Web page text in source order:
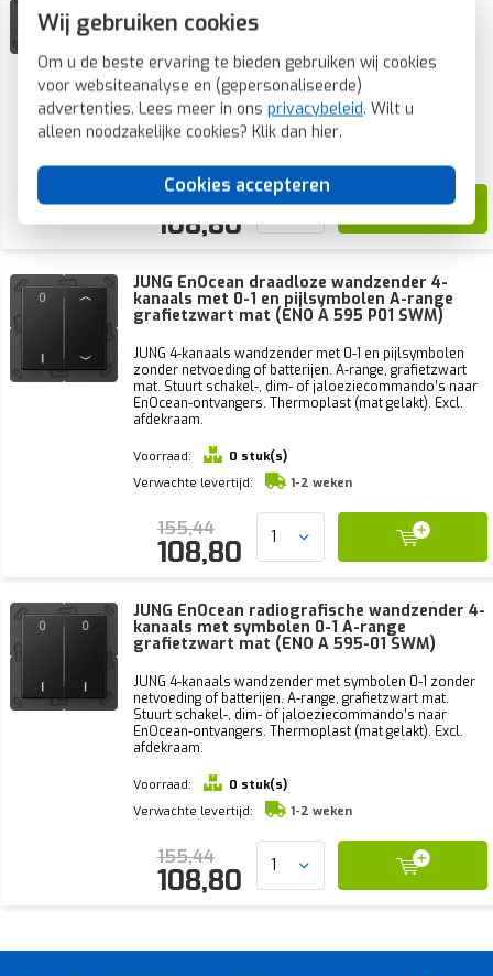
Wij gebruiken cookies
Om u de beste ervaring te bieden gebruiken wij cookies
voor websiteanalyse en (gepersonaliseerde)
advertenties. Lees meer in ons privacybeleid. Wilt u
alleen noodzakelijke cookies? Klik dan hier.
Cookies accepteren
JUNG 4-kanaals wandzender met pijlsymbolen zonder
Stuurt schakel-, dim- of jaloeziecommando’s naar
EnOcean-ontvangers. Thermoplast (mat gelakt). Excl.
afdekraam.
Voorraad:
0 stuk(s)
155,44
108,80
JUNG EnOcean draadloze wandzender 4-
kanaals met 0-1 en pijlsymbolen A-range
grafietzwart mat (ENO A 595 P01 SWM)
JUNG 4-kanaals wandzender met 0-1 en pijlsymbolen
zonder netvoeding of batterijen. A-range, grafietzwart
mat. Stuurt schakel-, dim- of jaloeziecommando’s naar
EnOcean-ontvangers. Thermoplast (mat gelakt). Excl.
afdekraam.
Voorraad:
0 stuk(s)
Verwachte levertijd:
1-2 weken
155,44
108,80
JUNG EnOcean radiografische wandzender 4-
kanaals met symbolen 0-1 A-range
grafietzwart mat (ENO A 595-01 SWM)
JUNG 4-kanaals wandzender met symbolen 0-1 zonder
netvoeding of batterijen. A-range, grafietzwart mat.
Stuurt schakel-, dim- of jaloeziecommando’s naar
EnOcean-ontvangers. Thermoplast (mat gelakt). Excl.
afdekraam.
Voorraad:
0 stuk(s)
Verwachte levertijd:
1-2 weken
155,44
108,80